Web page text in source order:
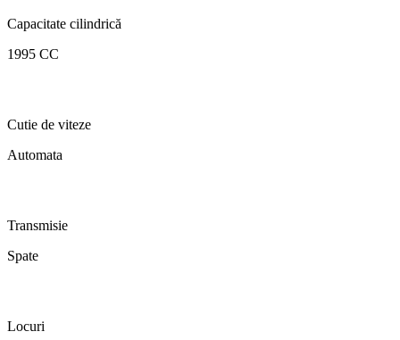
Capacitate cilindrică
1995 CC
Cutie de viteze
Automata
Transmisie
Spate
Locuri